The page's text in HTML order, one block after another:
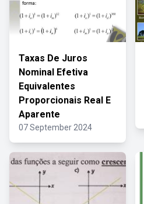
Taxas De Juros
Nominal Efetiva
Equivalentes
Proporcionais Real E
Aparente
07 September 2024